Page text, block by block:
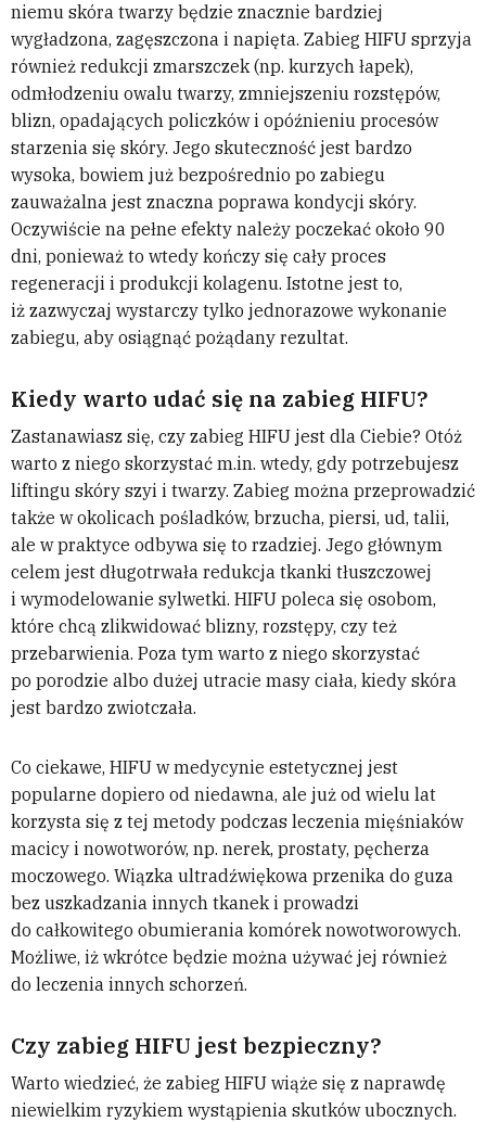
niemu skóra twarzy będzie znacznie bardziej
wygładzona, zagęszczona i napięta. Zabieg HIFU sprzyja
również redukcji zmarszczek (np. kurzych łapek),
odmłodzeniu owalu twarzy, zmniejszeniu rozstępów,
blizn, opadających policzków i opóźnieniu procesów
starzenia się skóry. Jego skuteczność jest bardzo
wysoka, bowiem już bezpośrednio po zabiegu
zauważalna jest znaczna poprawa kondycji skóry.
Oczywiście na pełne efekty należy poczekać około 90
dni, ponieważ to wtedy kończy się cały proces
regeneracji i produkcji kolagenu. Istotne jest to,
iż zazwyczaj wystarczy tylko jednorazowe wykonanie
zabiegu, aby osiągnąć pożądany rezultat.
Kiedy warto udać się na zabieg HIFU?
Zastanawiasz się, czy zabieg HIFU jest dla Ciebie? Otóż
warto z niego skorzystać m.in. wtedy, gdy potrzebujesz
liftingu skóry szyi i twarzy. Zabieg można przeprowadzić
także w okolicach pośladków, brzucha, piersi, ud, talii,
ale w praktyce odbywa się to rzadziej. Jego głównym
celem jest długotrwała redukcja tkanki tłuszczowej
i wymodelowanie sylwetki. HIFU poleca się osobom,
które chcą zlikwidować blizny, rozstępy, czy też
przebarwienia. Poza tym warto z niego skorzystać
po porodzie albo dużej utracie masy ciała, kiedy skóra
jest bardzo zwiotczała.
Co ciekawe, HIFU w medycynie estetycznej jest
popularne dopiero od niedawna, ale już od wielu lat
korzysta się z tej metody podczas leczenia mięśniaków
macicy i nowotworów, np. nerek, prostaty, pęcherza
moczowego. Wiązka ultradźwiękowa przenika do guza
bez uszkadzania innych tkanek i prowadzi
do całkowitego obumierania komórek nowotworowych.
Możliwe, iż wkrótce będzie można używać jej również
do leczenia innych schorzeń.
Czy zabieg HIFU jest bezpieczny?
Warto wiedzieć, że zabieg HIFU wiąże się z naprawdę
niewielkim ryzykiem wystąpienia skutków ubocznych.